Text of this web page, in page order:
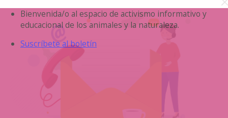
Saltar Bienvenida/o al espacio de activismo informativo y
educacional de los animales y la naturaleza.
Suscríbete al boletín